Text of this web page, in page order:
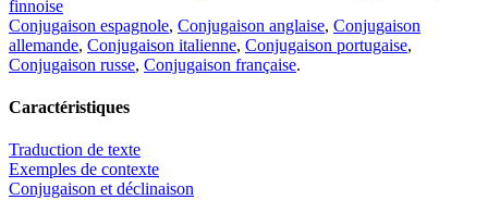
finnoise
Conjugaison espagnole, Conjugaison anglaise, Conjugaison
allemande, Conjugaison italienne, Conjugaison portugaise,
Conjugaison russe, Conjugaison française.
Caractéristiques
Traduction de texte
Exemples de contexte
Conjugaison et déclinaison